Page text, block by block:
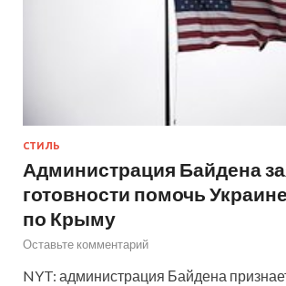
СТИЛЬ
Администрация Байдена
готовности помочь
по Крыму
Оставьте комментарий
NYT: администрация Байдена